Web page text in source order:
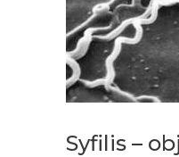
Syfilis –